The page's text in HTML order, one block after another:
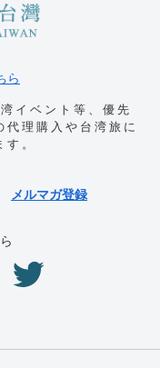
ら
イベント等、優先
代理購入や台湾旅に
。
メルマガ登録